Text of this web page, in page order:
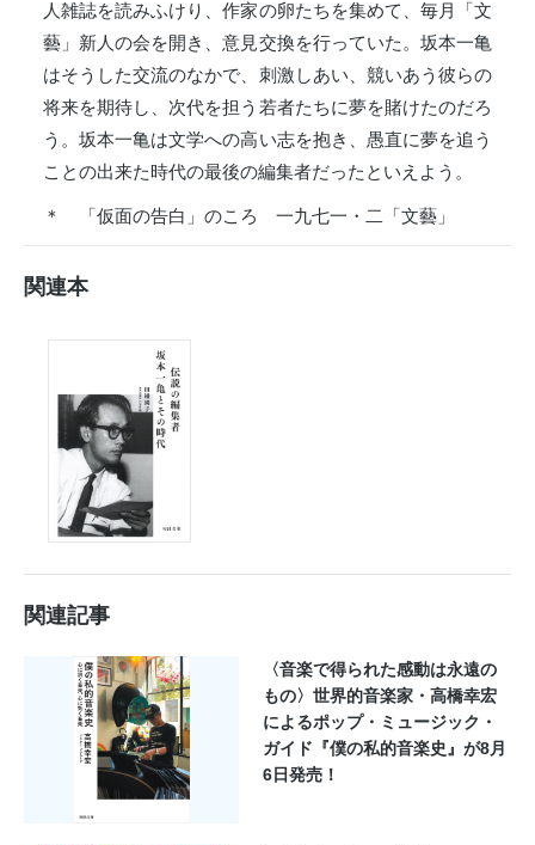
人雑誌を読みふけり、作家の卵たちを集めて、毎月「文
藝」新人の会を開き、意見交換を行っていた。坂本一亀
はそうした交流のなかで、刺激しあい、競いあう彼らの
将来を期待し、次代を担う若者たちに夢を賭けたのだろ
う。坂本一亀は文学への高い志を抱き、愚直に夢を追う
ことの出来た時代の最後の編集者だったといえよう。
＊ 「仮面の告白」のころ 一九七一・二「文藝」
関連本
関連記事
〈音楽で得られた感動は永遠の
もの〉世界的音楽家・高橋幸宏
によるポップ・ミュージック・
ガイド『僕の私的音楽史』が8月
6日発売！